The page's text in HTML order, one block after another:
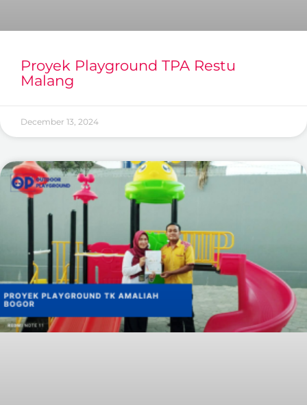
Proyek Playground TPA Restu
Malang
December 13, 2024